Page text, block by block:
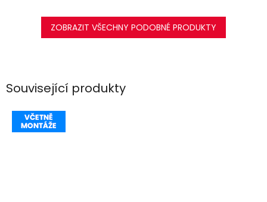
Související produkty
ZOBRAZIT VŠECHNY PODOBNÉ PRODUKTY